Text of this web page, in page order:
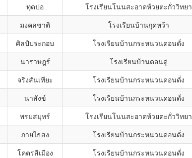
ทุดปอ โรงเรียนโนนสะอาดห้วยตะกั่ววิทยา
มงคลชาติ โรงเรียนบ้านกุดหว้า
ศิลป์ประกอบ โรงเรียนบ้านกระหนวนดอนดั่ง
นาราษฎร์ โรงเรียนบ้านดอนดู่
จริงสันเทียะ โรงเรียนบ้านกระหนวนดอนดั่ง
นาสังข์ โรงเรียนบ้านกระหนวนดอนดั่ง
พรมสมุทร์ โรงเรียนโนนสะอาดห้วยตะกั่ววิทยา
ภายไธสง โรงเรียนบ้านกระหนวนดอนดั่ง
โคตรสีเมือง โรงเรียนบ้านกระหนวนดอนดั่ง